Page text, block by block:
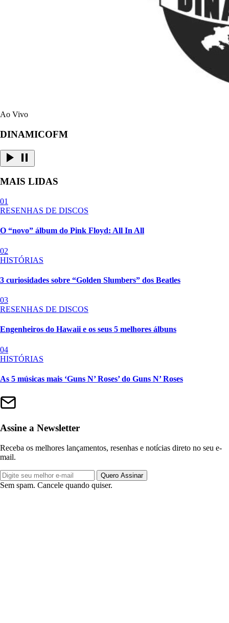
Ao Vivo
DINAMICOFM
MAIS LIDAS
01
RESENHAS DE DISCOS
O “novo” álbum do Pink Floyd: All In All
02
HISTÓRIAS
3 curiosidades sobre “Golden Slumbers” dos Beatles
03
RESENHAS DE DISCOS
Engenheiros do Hawaii e os seus 5 melhores álbuns
04
HISTÓRIAS
As 5 músicas mais ‘Guns N’ Roses’ do Guns N’ Roses
Assine a Newsletter
Receba os melhores lançamentos, resenhas e notícias direto no seu e-
mail.
Quero Assinar
Sem spam. Cancele quando quiser.